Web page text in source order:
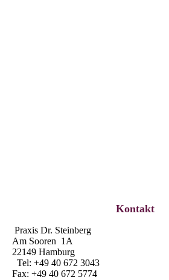
Kontakt
Praxis Dr. Steinberg
Am Sooren 1A
22149 Hamburg
Tel: +49 40 672 3043
Fax: +49 40 672 5774